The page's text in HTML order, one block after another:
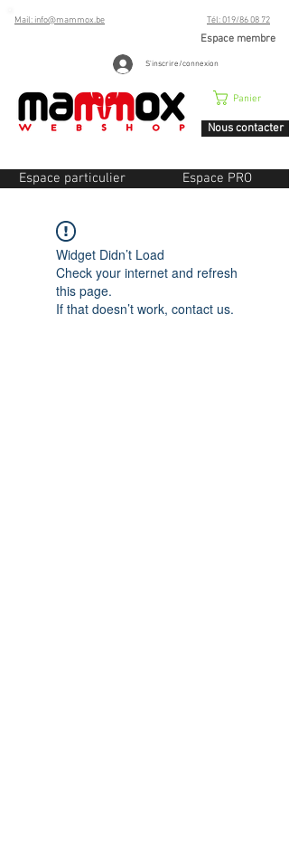
Mail: info@mammox.be Tél: 019/86 08 72
Espace membre
S'inscrire/connexion
Panier
Nous contacter
Espace particulier Espace PRO
Widget Didn’t Load
Check your internet and refresh
this page.
If that doesn’t work, contact us.